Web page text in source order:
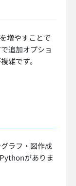
増やすことで
追加オプショ
雑です。
ラフ・図作成
がありま